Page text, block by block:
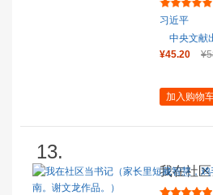
习近平
中央文献
¥45.20
加入购物
13.
我在社
蒜皮见